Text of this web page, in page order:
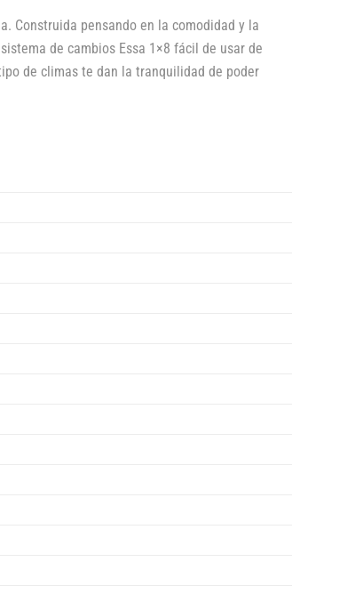
Construida pensando en la comodidad y la
de cambios Essa 1×8 fácil de usar de
de climas te dan la tranquilidad de poder